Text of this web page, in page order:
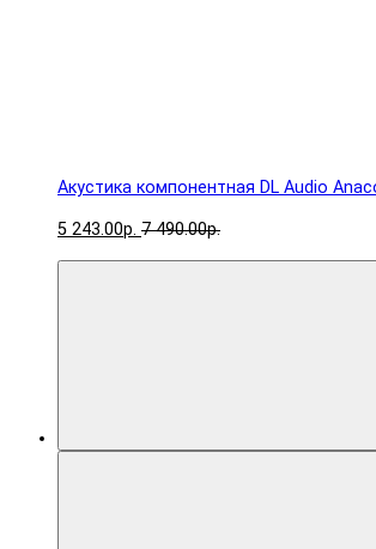
Акустика компонентная DL Audio
5 243.00р. 7 490.00р.